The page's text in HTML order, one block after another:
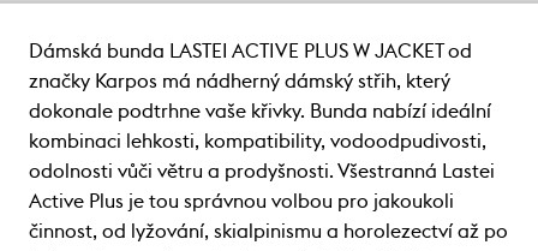
Dámská bunda LASTEI ACTIVE PLUS W JACKET od
značky Karpos má nádherný dámský střih, který
dokonale podtrhne vaše křivky. Bunda nabízí ideální
kombinaci lehkosti, kompatibility, vodoodpudivosti,
odolnosti vůči větru a prodyšnosti. Všestranná Lastei
Active Plus je tou správnou volbou pro jakoukoli
činnost, od lyžování, skialpinismu a horolezectví až po